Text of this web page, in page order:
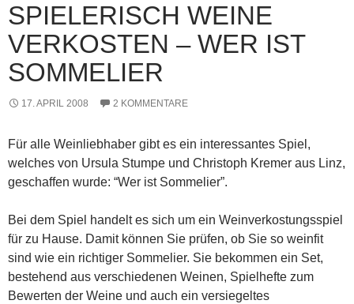
SPIELERISCH WEINE
VERKOSTEN – WER IST
SOMMELIER
17. APRIL 2008 2 KOMMENTARE
Für alle Weinliebhaber gibt es ein interessantes Spiel,
welches von Ursula Stumpe und Christoph Kremer aus Linz,
geschaffen wurde: “Wer ist Sommelier”.
Bei dem Spiel handelt es sich um ein Weinverkostungsspiel
für zu Hause. Damit können Sie prüfen, ob Sie so weinfit
sind wie ein richtiger Sommelier. Sie bekommen ein Set,
bestehend aus verschiedenen Weinen, Spielhefte zum
Bewerten der Weine und auch ein versiegeltes